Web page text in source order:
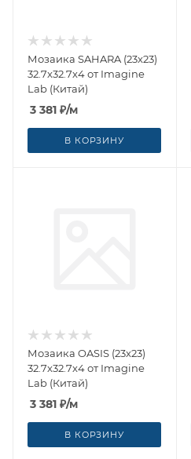
Мозаика SAHARA (23x23)
32.7x32.7x4 от Imagine
Lab (Китай)
3 381 ₽/м
В КОРЗИНУ
Мозаика OASIS (23x23)
32.7x32.7x4 от Imagine
Lab (Китай)
3 381 ₽/м
В КОРЗИНУ